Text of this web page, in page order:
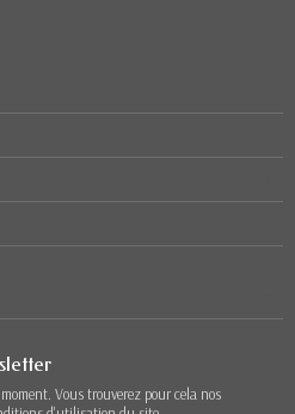
Vous trouverez pour cela nos